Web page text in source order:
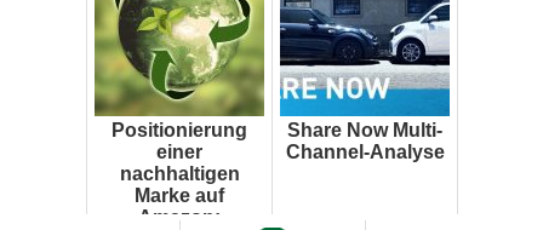
Positionierung
einer
nachhaltigen
Marke auf
Amazon:
Share Now Multi-
Channel-Analyse